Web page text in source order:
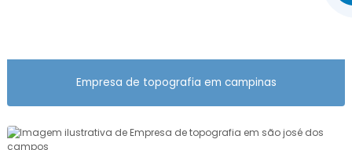
PREÇO PROJETO TERRAPLENAGEM
PREÇO TOPOGRAFIA
PREÇO TOPOGRAFIA TERRENO
Empresa de topografia em campinas